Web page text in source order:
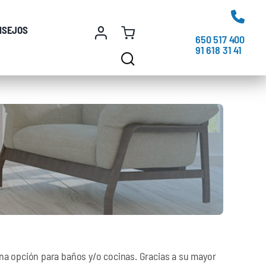
650 517 400
91 618 31 41
opción para baños y/o cocinas. Gracias a su mayor